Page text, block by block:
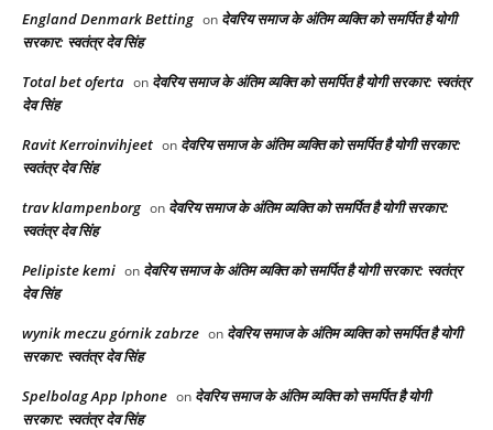
England Denmark Betting on देवरिय समाज के अंतिम व्यक्ति को समर्पित है योगी
सरकार: स्वतंत्र देव सिंह
Total bet oferta on देवरिय समाज के अंतिम व्यक्ति को समर्पित है योगी सरकार: स्वतंत्र
देव सिंह
Ravit Kerroinvihjeet on देवरिय समाज के अंतिम व्यक्ति को समर्पित है योगी सरकार:
स्वतंत्र देव सिंह
trav klampenborg on देवरिय समाज के अंतिम व्यक्ति को समर्पित है योगी सरकार:
स्वतंत्र देव सिंह
Pelipiste kemi on देवरिय समाज के अंतिम व्यक्ति को समर्पित है योगी सरकार: स्वतंत्र
देव सिंह
wynik meczu górnik zabrze on देवरिय समाज के अंतिम व्यक्ति को समर्पित है योगी
सरकार: स्वतंत्र देव सिंह
Spelbolag App Iphone on देवरिय समाज के अंतिम व्यक्ति को समर्पित है योगी
सरकार: स्वतंत्र देव सिंह